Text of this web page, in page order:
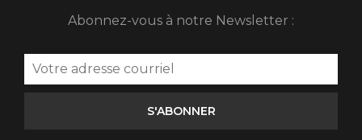
Abonnez-vous à notre Newsletter :
S'ABONNER